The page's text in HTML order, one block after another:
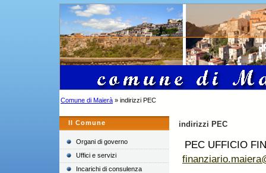
Comune di Maierà » indirizzi PEC
Il Comune
Organi di governo
Uffici e servizi
Incarichi di consulenza
indirizzi PEC
PEC UFFICIO